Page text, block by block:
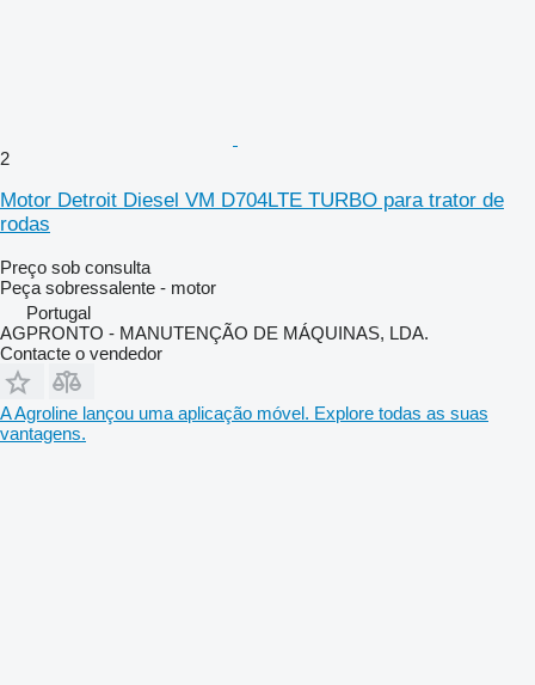
2
Motor Detroit Diesel VM D704LTE TURBO para trator de
rodas
Preço sob consulta
Peça sobressalente - motor
Portugal
AGPRONTO - MANUTENÇÃO DE MÁQUINAS, LDA.
Contacte o vendedor
A Agroline lançou uma aplicação móvel. Explore todas as suas
vantagens.